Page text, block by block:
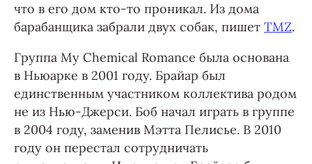
что в его дом кто-то проникал. Из дома
барабанщика забрали двух собак, пишет TMZ.
Группа My Chemical Romance была основана
в Ньюарке в 2001 году. Брайар был
единственным участником коллектива родом
не из Нью-Джерси. Боб начал играть в группе
в 2004 году, заменив Мэтта Пелисье. В 2010
году он перестал сотрудничать